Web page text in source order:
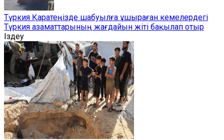
Түркия Қаратеңізде шабуылға ұшыраған кемелердегі
Түркия азаматтарының жағдайын жіті бақылап отыр
Іздеу